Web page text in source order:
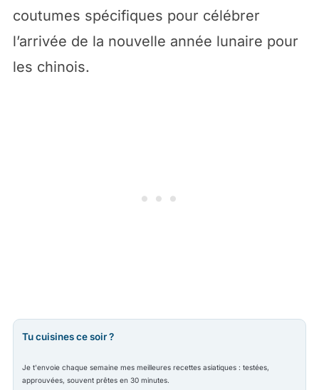
coutumes spécifiques pour célébrer
l’arrivée de la nouvelle année lunaire pour
les chinois.
Tu cuisines ce soir ?
Je t'envoie chaque semaine mes meilleures recettes asiatiques : testées,
approuvées, souvent prêtes en 30 minutes.